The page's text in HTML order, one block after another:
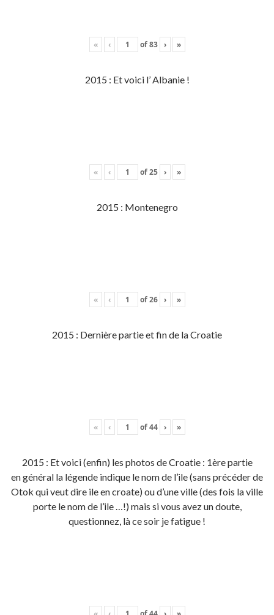
« ‹ of83 › »
2015 : Et voici l’ Albanie !
« ‹ of25 › »
2015 : Montenegro
« ‹ of26 › »
2015 : Dernière partie et fin de la Croatie
« ‹ of44 › »
2015 : Et voici (enfin) les photos de Croatie : 1ère partie
en général la légende indique le nom de l’ile (sans précéder de
Otok qui veut dire ile en croate) ou d’une ville (des fois la ville
porte le nom de l’ile …!) mais si vous avez un doute,
questionnez, là ce soir je fatigue !